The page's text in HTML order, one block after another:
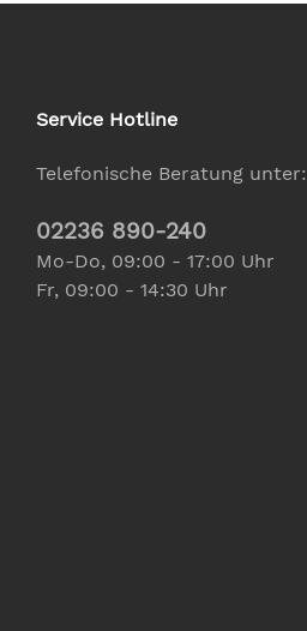
Service Hotline
Telefonische Beratung unter:
02236 890-240
Mo-Do, 09:00 - 17:00 Uhr
Fr, 09:00 - 14:30 Uhr